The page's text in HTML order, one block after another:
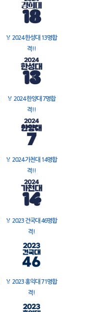
🏅 2024 한성대 13명합
격!!
🏅 2024 한양대 7명합
격!!
🏅 2024 가천대 14명합
격!!
🏅 2023 건국대 46명합
격!
🏅 2023 홍익대 71명합
격!